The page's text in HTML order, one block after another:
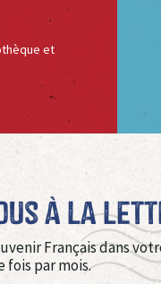
et
à La
Français dans
fois par mois.